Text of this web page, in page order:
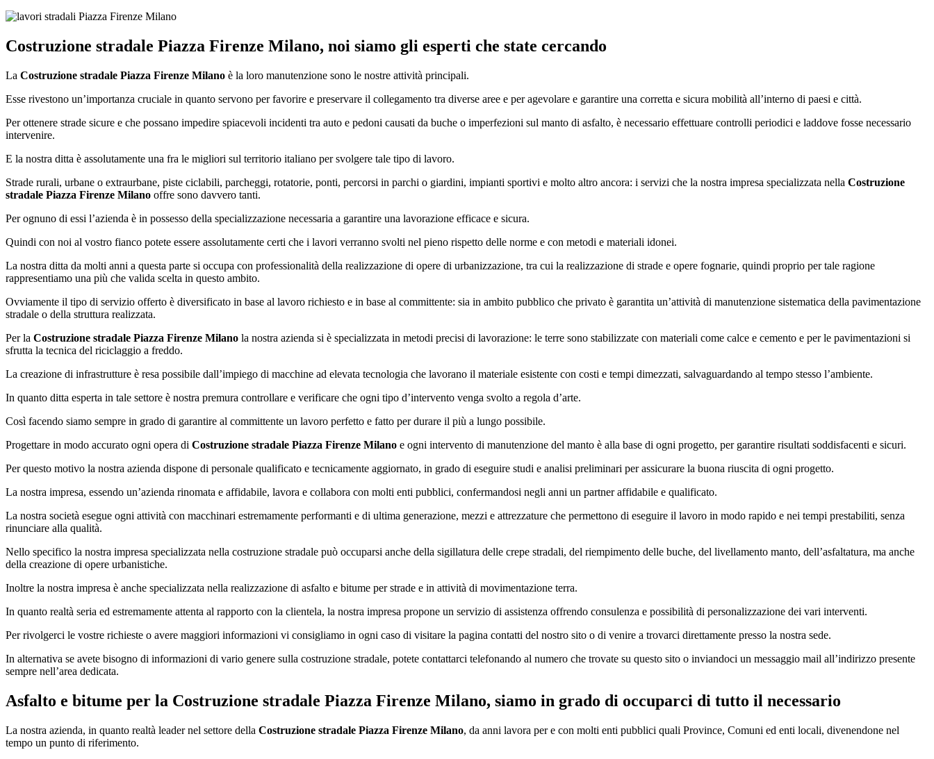
Costruzione stradale Piazza Firenze Milano, noi siamo gli esperti che state cercando
La Costruzione stradale Piazza Firenze Milano è la loro manutenzione sono le nostre attività principali.
Esse rivestono un’importanza cruciale in quanto servono per favorire e preservare il collegamento tra diverse aree e per agevolare e garantire una corretta e sicura mobilità all’interno di paesi e città.
Per ottenere strade sicure e che possano impedire spiacevoli incidenti tra auto e pedoni causati da buche o imperfezioni sul manto di asfalto, è necessario effettuare controlli periodici e laddove fosse necessario
intervenire.
E la nostra ditta è assolutamente una fra le migliori sul territorio italiano per svolgere tale tipo di lavoro.
Strade rurali, urbane o extraurbane, piste ciclabili, parcheggi, rotatorie, ponti, percorsi in parchi o giardini, impianti sportivi e molto altro ancora: i servizi che la nostra impresa specializzata nella Costruzione
stradale Piazza Firenze Milano offre sono davvero tanti.
Per ognuno di essi l’azienda è in possesso della specializzazione necessaria a garantire una lavorazione efficace e sicura.
Quindi con noi al vostro fianco potete essere assolutamente certi che i lavori verranno svolti nel pieno rispetto delle norme e con metodi e materiali idonei.
La nostra ditta da molti anni a questa parte si occupa con professionalità della realizzazione di opere di urbanizzazione, tra cui la realizzazione di strade e opere fognarie, quindi proprio per tale ragione
rappresentiamo una più che valida scelta in questo ambito.
Ovviamente il tipo di servizio offerto è diversificato in base al lavoro richiesto e in base al committente: sia in ambito pubblico che privato è garantita un’attività di manutenzione sistematica della pavimentazione
stradale o della struttura realizzata.
Per la Costruzione stradale Piazza Firenze Milano la nostra azienda si è specializzata in metodi precisi di lavorazione: le terre sono stabilizzate con materiali come calce e cemento e per le pavimentazioni si
sfrutta la tecnica del riciclaggio a freddo.
La creazione di infrastrutture è resa possibile dall’impiego di macchine ad elevata tecnologia che lavorano il materiale esistente con costi e tempi dimezzati, salvaguardando al tempo stesso l’ambiente.
In quanto ditta esperta in tale settore è nostra premura controllare e verificare che ogni tipo d’intervento venga svolto a regola d’arte.
Così facendo siamo sempre in grado di garantire al committente un lavoro perfetto e fatto per durare il più a lungo possibile.
Progettare in modo accurato ogni opera di Costruzione stradale Piazza Firenze Milano e ogni intervento di manutenzione del manto è alla base di ogni progetto, per garantire risultati soddisfacenti e sicuri.
Per questo motivo la nostra azienda dispone di personale qualificato e tecnicamente aggiornato, in grado di eseguire studi e analisi preliminari per assicurare la buona riuscita di ogni progetto.
La nostra impresa, essendo un’azienda rinomata e affidabile, lavora e collabora con molti enti pubblici, confermandosi negli anni un partner affidabile e qualificato.
La nostra società esegue ogni attività con macchinari estremamente performanti e di ultima generazione, mezzi e attrezzature che permettono di eseguire il lavoro in modo rapido e nei tempi prestabiliti, senza
rinunciare alla qualità.
Nello specifico la nostra impresa specializzata nella costruzione stradale può occuparsi anche della sigillatura delle crepe stradali, del riempimento delle buche, del livellamento manto, dell’asfaltatura, ma anche
della creazione di opere urbanistiche.
Inoltre la nostra impresa è anche specializzata nella realizzazione di asfalto e bitume per strade e in attività di movimentazione terra.
In quanto realtà seria ed estremamente attenta al rapporto con la clientela, la nostra impresa propone un servizio di assistenza offrendo consulenza e possibilità di personalizzazione dei vari interventi.
Per rivolgerci le vostre richieste o avere maggiori informazioni vi consigliamo in ogni caso di visitare la pagina contatti del nostro sito o di venire a trovarci direttamente presso la nostra sede.
In alternativa se avete bisogno di informazioni di vario genere sulla costruzione stradale, potete contattarci telefonando al numero che trovate su questo sito o inviandoci un messaggio mail all’indirizzo presente
sempre nell’area dedicata.
Asfalto e bitume per la Costruzione stradale Piazza Firenze Milano, siamo in grado di occuparci di tutto il necessario
La nostra azienda, in quanto realtà leader nel settore della Costruzione stradale Piazza Firenze Milano, da anni lavora per e con molti enti pubblici quali Province, Comuni ed enti locali, divenendone nel
tempo un punto di riferimento.